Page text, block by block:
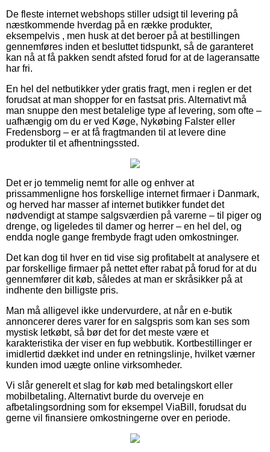
De fleste internet webshops stiller udsigt til levering på
næstkommende hverdag på en række produkter,
eksempelvis , men husk at det beroer på at bestillingen
gennemføres inden et besluttet tidspunkt, så de garanteret
kan nå at få pakken sendt afsted forud for at de lageransatte
har fri.
En hel del netbutikker yder gratis fragt, men i reglen er det
forudsat at man shopper for en fastsat pris. Alternativt må
man snuppe den mest betalelige type af levering, som ofte –
uafhængig om du er ved Køge, Nykøbing Falster eller
Fredensborg – er at få fragtmanden til at levere dine
produkter til et afhentningssted.
Det er jo temmelig nemt for alle og enhver at
prissammenligne hos forskellige internet firmaer i Danmark,
og herved har masser af internet butikker fundet det
nødvendigt at stampe salgsværdien på varerne – til piger og
drenge, og ligeledes til damer og herrer – en hel del, og
endda nogle gange frembyde fragt uden omkostninger.
Det kan dog til hver en tid vise sig profitabelt at analysere et
par forskellige firmaer på nettet efter rabat på forud for at du
gennemfører dit køb, således at man er skråsikker på at
indhente den billigste pris.
Man må alligevel ikke undervurdere, at når en e-butik
annoncerer deres varer for en salgspris som kan ses som
mystisk letkøbt, så bør det for det meste være et
karakteristika der viser en fup webbutik. Kortbestillinger er
imidlertid dækket ind under en retningslinje, hvilket værner
kunden imod uægte online virksomheder.
Vi slår generelt et slag for køb med betalingskort eller
mobilbetaling. Alternativt burde du overveje en
afbetalingsordning som for eksempel ViaBill, forudsat du
gerne vil finansiere omkostningerne over en periode.